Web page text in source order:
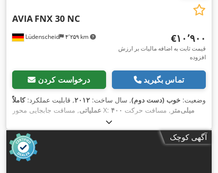
Lüdenscheid ۴٬۲۵۹ km
AVIA FNX 30 NC
‎€۱۰٬۹۰۰
قیمت ثابت به اضافه مالیات بر ارزش
افزوده
درخواست کردن تماس بگیرید
وضعیت: خوب (دست دوم), سال ساخت: ۲۰۱۲, قابلیت عملکرد:کاملاً
عملیاتی , مسافت جابجایی محور X: ۴۰۰ میلی‌متر , مسافت حرکت
آگهی کوچک